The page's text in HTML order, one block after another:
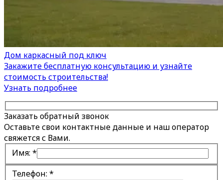
Дом каркасный под ключ
Закажите бесплатную консультацию и узнайте
стоимость строительства!
Узнать подробнее
Заказать обратный звонок
Оставьте свои контактные данные и наш оператор
свяжется с Вами.
Имя: *
Телефон: *